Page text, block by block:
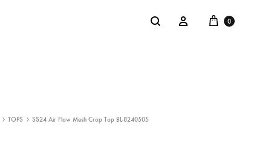
Search Sign in Cart
0
TOPS SS24 Air Flow Mesh Crop Top BL-8240505